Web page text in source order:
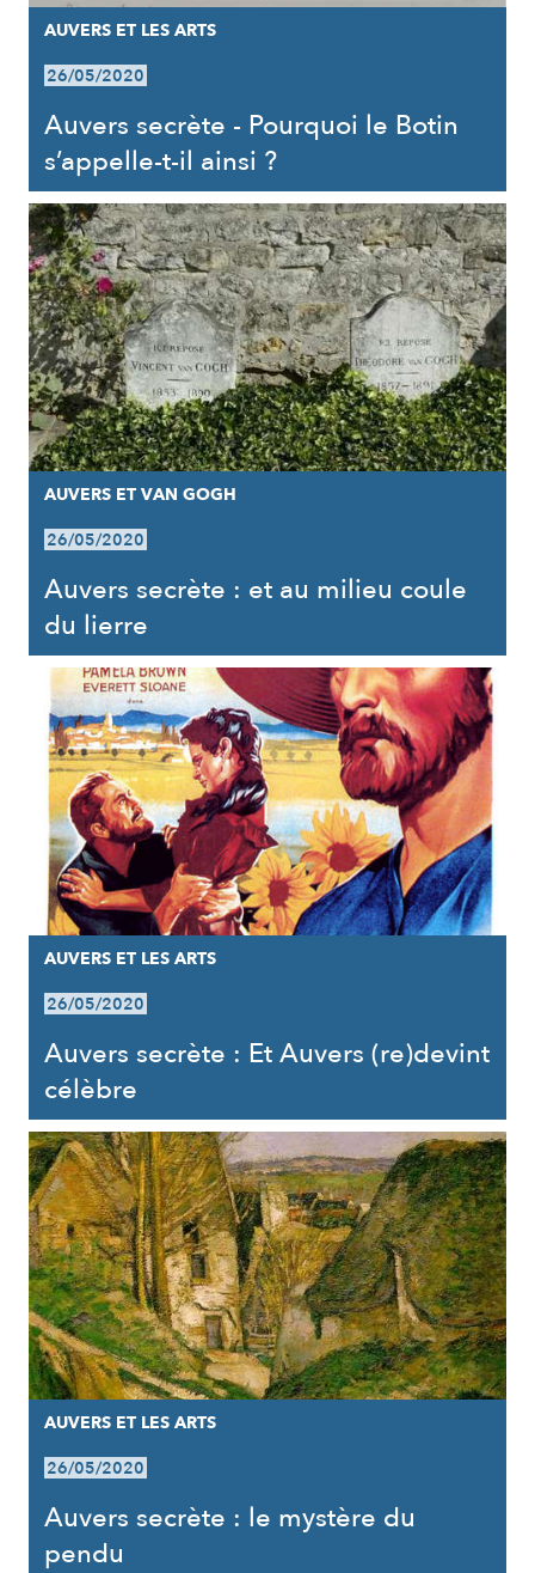
AUVERS ET LES ARTS
26/05/2020
Auvers secrète - Pourquoi le Botin
s’appelle-t-il ainsi ?
AUVERS ET VAN GOGH
26/05/2020
Auvers secrète : et au milieu coule
du lierre
AUVERS ET LES ARTS
26/05/2020
Auvers secrète : Et Auvers (re)devint
célèbre
AUVERS ET LES ARTS
26/05/2020
Auvers secrète : le mystère du
pendu